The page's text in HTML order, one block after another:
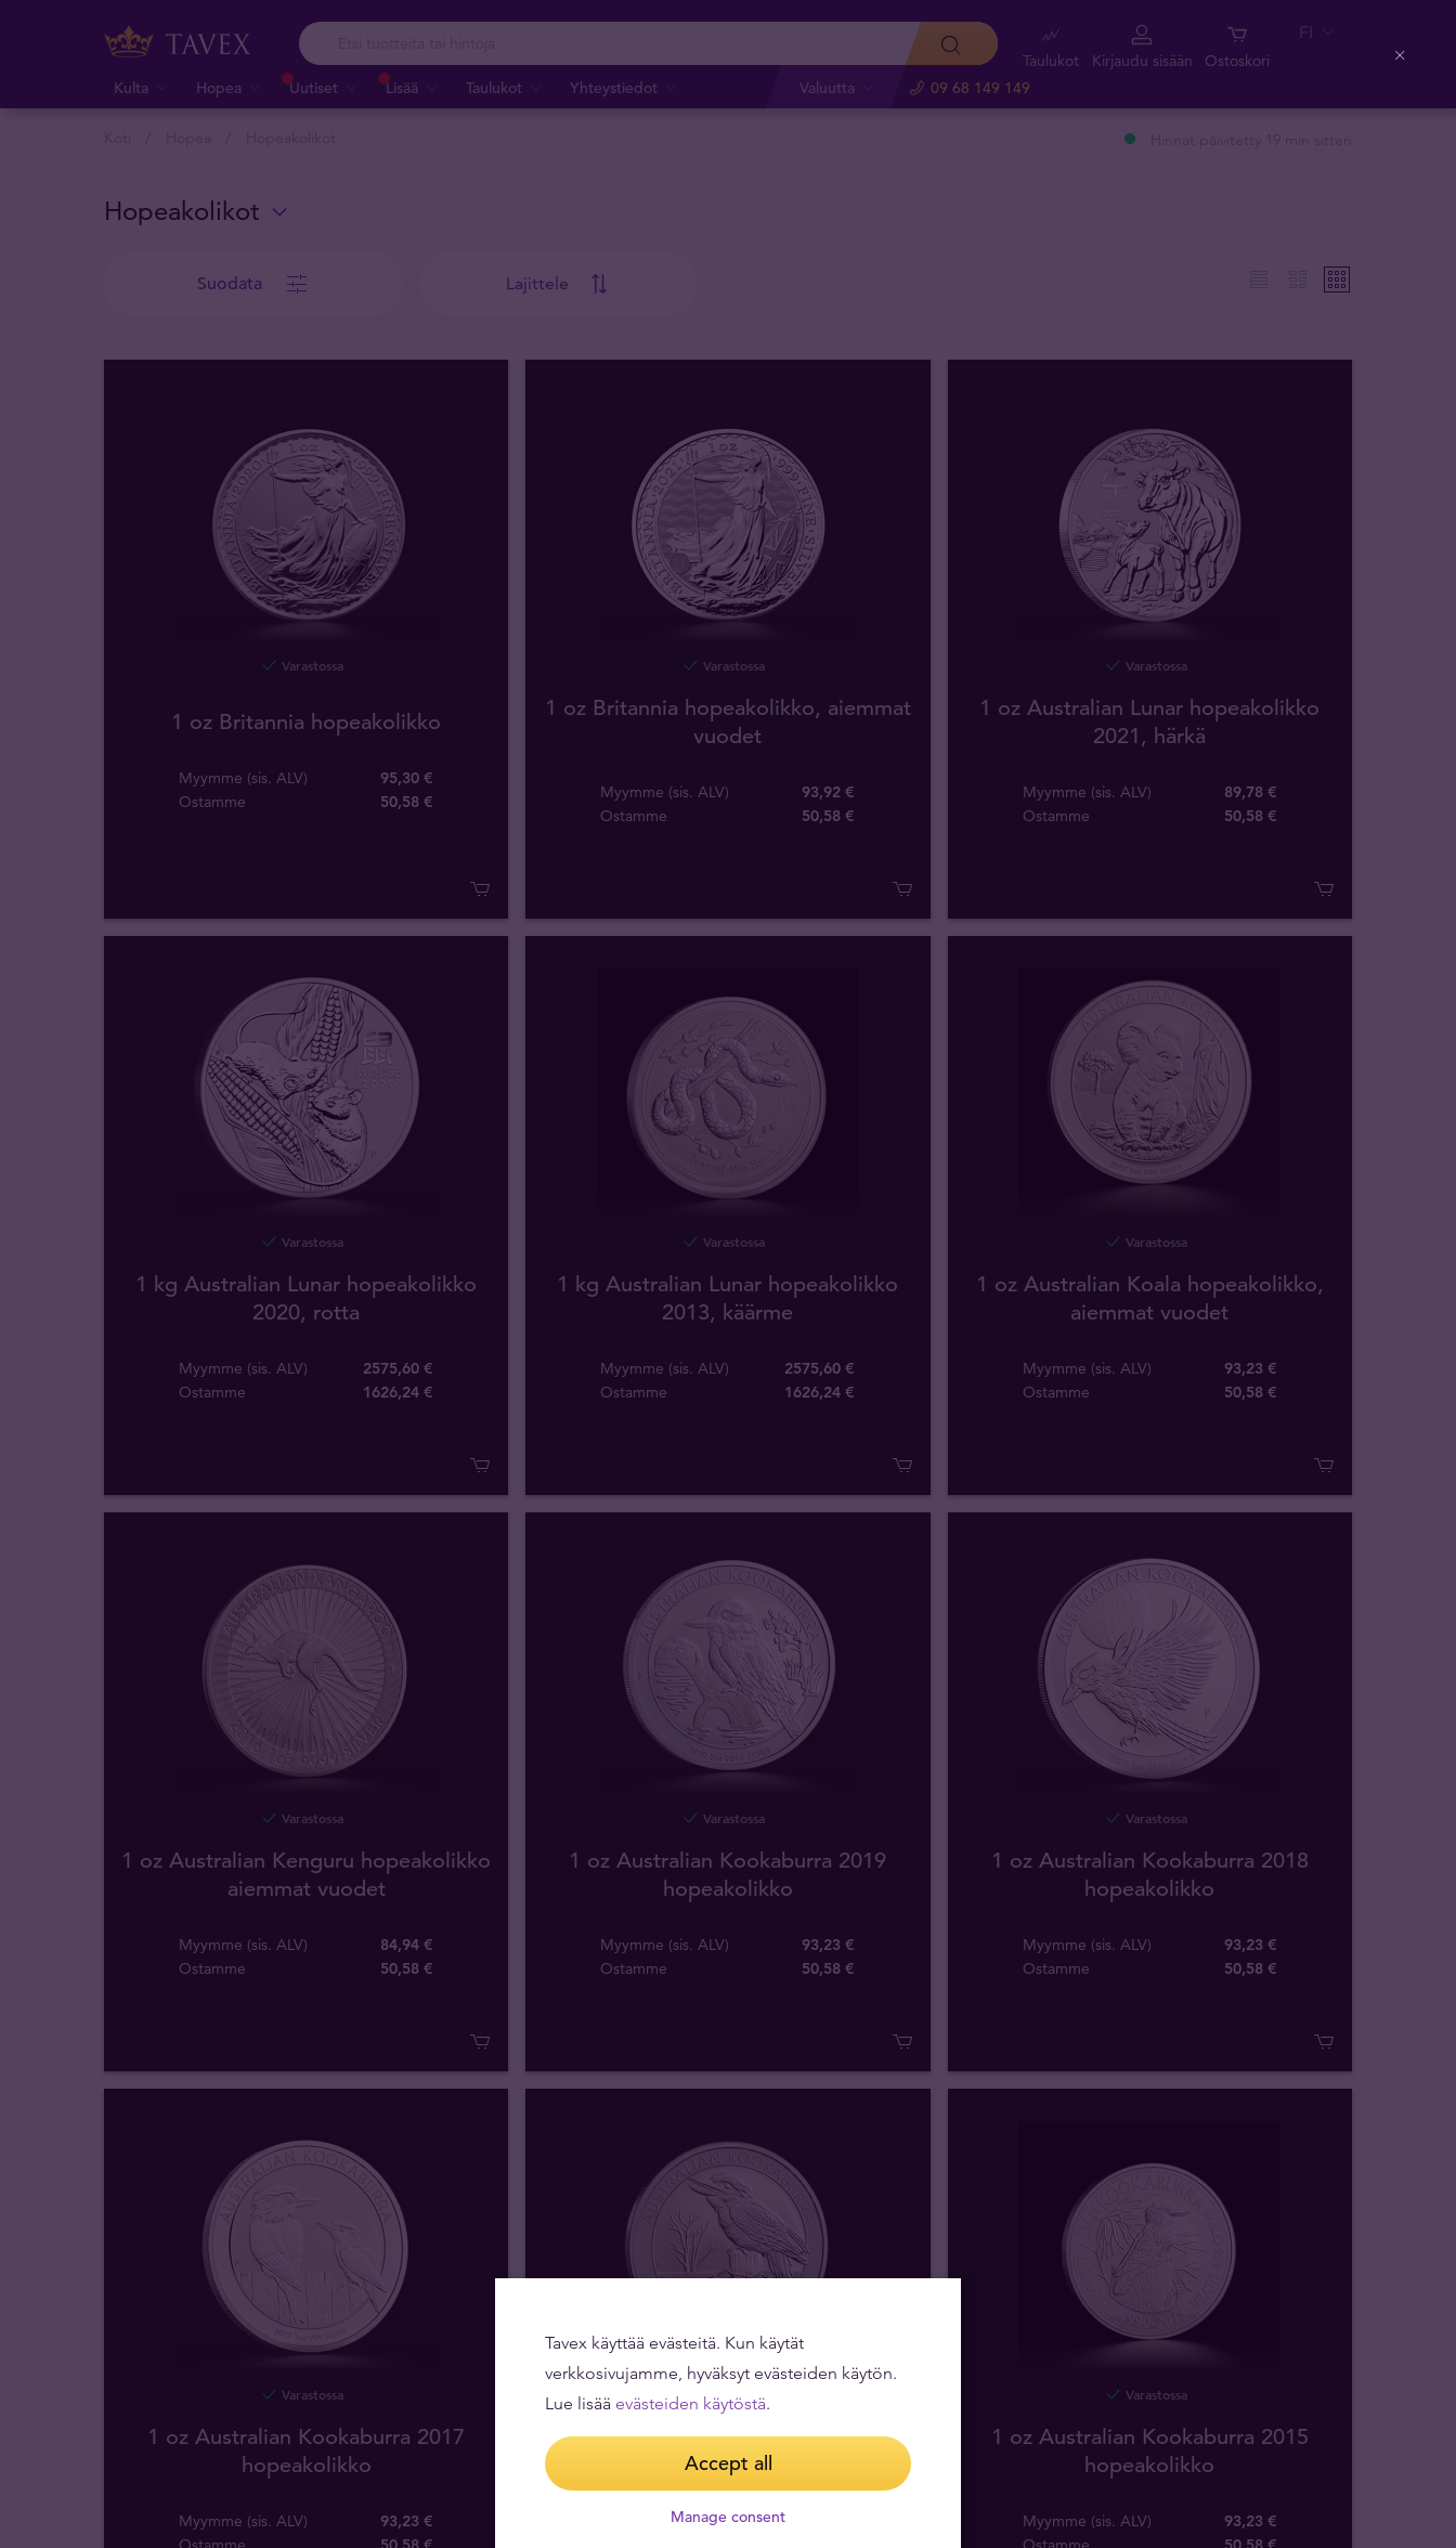
Kulta Hopea Uutiset Lisää Taulukot Yhteystiedot Valuutta 09 68 149 149
Taulukot Kirjaudu sisään Ostoskori
FI
Hopeakolikot
Suodata Lajittele
Varastossa
1 oz Britannia hopeakolikko
Myymme (sis. ALV)
95,30 €
Ostamme
50,58 €
Varastossa
1 oz Britannia hopeakolikko, aiemmat
vuodet
Myymme (sis. ALV)
93,92 €
Ostamme
50,58 €
Varastossa
1 oz Australian Lunar hopeakolikko
2021, härkä
Myymme (sis. ALV)
89,78 €
Ostamme
50,58 €
Varastossa
1 kg Australian Lunar hopeakolikko
2020, rotta
Myymme (sis. ALV)
2575,60 €
Ostamme
1626,24 €
Varastossa
1 kg Australian Lunar hopeakolikko
2013, käärme
Myymme (sis. ALV)
2575,60 €
Ostamme
1626,24 €
Varastossa
1 oz Australian Koala hopeakolikko,
aiemmat vuodet
Myymme (sis. ALV)
93,23 €
Ostamme
50,58 €
Varastossa
1 oz Australian Kenguru hopeakolikko
aiemmat vuodet
Myymme (sis. ALV)
84,94 €
Ostamme
50,58 €
Varastossa
1 oz Australian Kookaburra 2019
hopeakolikko
Myymme (sis. ALV)
93,23 €
Ostamme
50,58 €
Varastossa
1 oz Australian Kookaburra 2018
hopeakolikko
Myymme (sis. ALV)
93,23 €
Ostamme
50,58 €
Varastossa
1 oz Australian Kookaburra 2017
hopeakolikko
Myymme (sis. ALV)
93,23 €
Varastossa
1 oz Australian Kookaburra 2016
hopeakolikko
Myymme (sis. ALV)
Varastossa
1 oz Australian Kookaburra 2015
hopeakolikko
Myymme (sis. ALV)
93,23 €
Tavex käyttää evästeitä. Kun käytät
verkkosivujamme, hyväksyt evästeiden käytön.
Lue lisää evästeiden käytöstä.
Accept all
Manage consent
Close